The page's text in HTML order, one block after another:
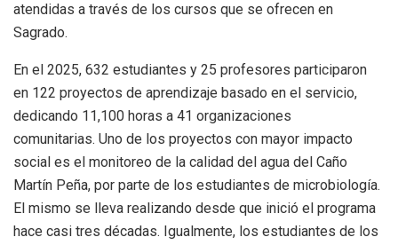
atendidas a través de los cursos que se ofrecen en
Sagrado.
En el 2025, 632 estudiantes y 25 profesores participaron
en 122 proyectos de aprendizaje basado en el servicio,
dedicando 11,100 horas a 41 organizaciones
comunitarias. Uno de los proyectos con mayor impacto
social es el monitoreo de la calidad del agua del Caño
Martín Peña, por parte de los estudiantes de microbiología.
El mismo se lleva realizando desde que inició el programa
hace casi tres décadas. Igualmente, los estudiantes de los